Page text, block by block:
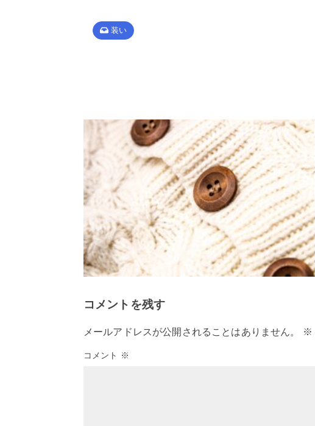
装い
コメントを残す
メールアドレスが公開されることはありません。 ※
コメント ※